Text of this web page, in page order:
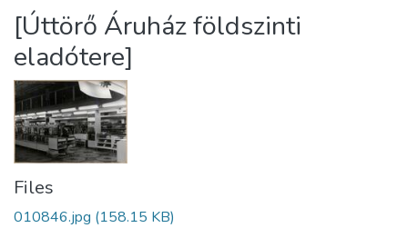
Statistics
About us
[Úttörő Áruház földszinti
eladótere]
Files
010846.jpg (158.15 KB)